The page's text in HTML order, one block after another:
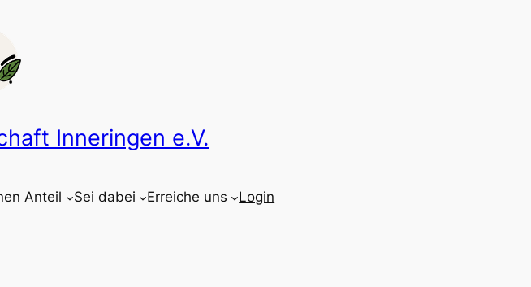
Inneringen e.V.
Anteil Sei dabei Erreiche uns Login